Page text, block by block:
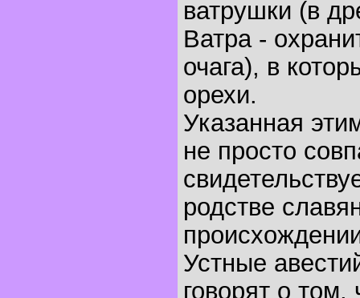
ватрушки (в
Ватра -
очага), в
орехи.
Указанная
не просто
родстве
Устные
говорят о том,